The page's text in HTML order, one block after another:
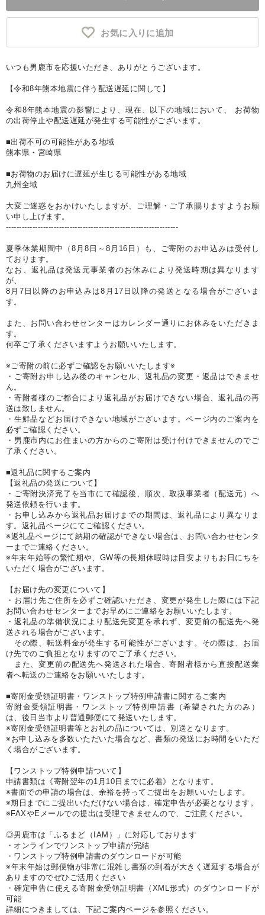
お気に入りに追加
いつも男鹿市を応援いただき、ありがとうございます。
【令和8年熊本地震に伴う配送遅延に関して】
令和8年熊本地震の影響により、現在、以下の地域において、 お荷物
の出荷停止や配送遅延が発生する可能性がございます。
■出荷不可の可能性がある地域
熊本県・宮崎県
■お荷物のお届けに遅延が生じる可能性がある地域
九州全域
大変ご迷惑をおかけいたしますが、ご理解・ご了承賜りますようお願
い申し上げます。
-----------------------------------------------------------------
夏季休業期間中（8月8日～8月16日）も、ご寄附のお申込みは受付し
ております。
なお、返礼品は発送元事業者のお休みにより発送時期は異なります
が、
8月7日以降のお申込みは8月17日以降の発送となる場合がございま
す。
また、お問い合わせセンターはカレンダー通りにお休みをいただきま
す。
何卒ご了承くださいますようお願いいたします。
※ご寄附の前に必ずご確認をお願いいたします※
・ご寄附お申し込み後のキャンセル、返礼品の変更・返品はできませ
ん。
・寄附者様のご都合により返礼品がお届けできない場合、返礼品の再
送は致しません。
・生鮮品などお届けできない地域がございます。ページ内のご案内を
必ずご確認ください。
・男鹿市内にお住まいの方からのご寄附は受け付けできませんのでご
了承ください。
■返礼品に関するご案内
【返礼品の発送について】
・ご寄附決済完了を当市にて確認後、順次、取扱事業者（配送元）へ
発送依頼を行います。
・お申し込みから返礼品お届けまでの期間は、返礼品により異なりま
す。返礼品ページにてご確認ください。
※返礼品ページにて納期の確認ができない場合は、お問い合わせセンタ
ーまでご連絡ください。
※年末年始等の繁忙期や、GW等の長期休暇時は目安よりもお日にちを
いただく場合がございます。
【お届け先の変更について】
・お届け先ご住所を必ずご確認いただき、変更が発生した際には下記
お問い合わせセンターまでお早めにご連絡をお願いいたします。
・返礼品の準備状況により配送先変更を承れず、変更前の配送先へ発
送される場合がございます。
その際、転送料金が発生する可能性がございます。その際は、お届
け先でのご負担となりますのでご了承ください。
また、変更前の配送先へ発送された場合、寄附者様から直接配送業
者へ転送のご連絡をお願いいたします。
■寄附金受領証明書・ワンストップ特例申請書に関するご案内
寄附金受領証明書・ワンストップ特例申請書（希望された方のみ）
は、後日当市より普通郵便にて発送いたします。
※寄附金受領証明書等とお礼の品については、別送となります。
※お申し込みを多数いただいた場合など、書類の発送にお時間をいただ
く場合がございます。
【ワンストップ特例申請ついて】
申請書類は《寄附翌年の1月10日までに必着》となります。
※書面での申請の場合は、余裕を持ってご提出をお願いいたします。
※期日までにご提出いただけない場合は、確定申告が必要となります。
※FAXやEメールでの提出は受理できませんので、ご注意ください。
◎男鹿市は「ふるまど（IAM）」に対応しております
・オンラインでワンストップ申請が完結
・ワンストップ特例申請書のダウンロードが可能
※年末年始は郵便物が非常に混雑し書類の到着が大きく遅延する場合が
ありますのでぜひご活用ください
・確定申告に使える寄附金受領証明書（XML形式）のダウンロードが
可能
詳細につきましては、下記ご案内ページを参照ください。